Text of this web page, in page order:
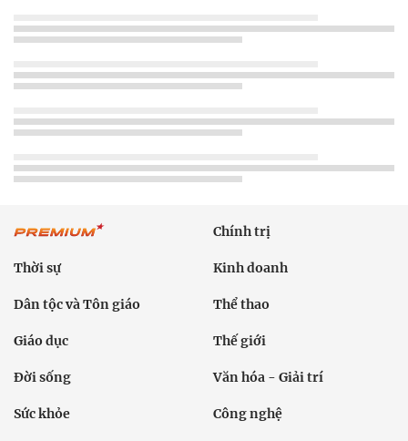
Chính trị
Thời sự Kinh doanh
Dân tộc và Tôn giáo Thể thao
Giáo dục Thế giới
Đời sống Văn hóa - Giải trí
Sức khỏe Công nghệ